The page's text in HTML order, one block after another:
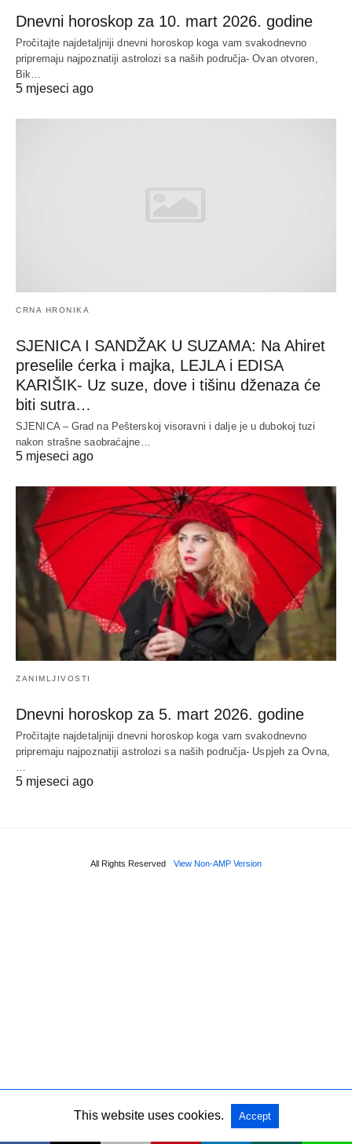
Dnevni horoskop za 10. mart 2026. godine
Pročitajte najdetaljniji dnevni horoskop koga vam svakodnevno
pripremaju najpoznatiji astrolozi sa naših područja- Ovan otvoren,
Bik…
5 mjeseci ago
CRNA HRONIKA
SJENICA I SANDŽAK U SUZAMA: Na Ahiret
preselile ćerka i majka, LEJLA i EDISA
KARIŠIK- Uz suze, dove i tišinu dženaza će
biti sutra…
SJENICA – Grad na Pešterskoj visoravni i dalje je u dubokoj tuzi
nakon strašne saobraćajne…
5 mjeseci ago
ZANIMLJIVOSTI
Dnevni horoskop za 5. mart 2026. godine
Pročitajte najdetaljniji dnevni horoskop koga vam svakodnevno
pripremaju najpoznatiji astrolozi sa naših područja- Uspjeh za Ovna,
5 mjeseci ago
All Rights Reserved View Non-AMP Version
This website uses cookies. Accept